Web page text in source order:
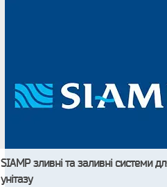
SIAMP зливні та заливні системи
унітазу